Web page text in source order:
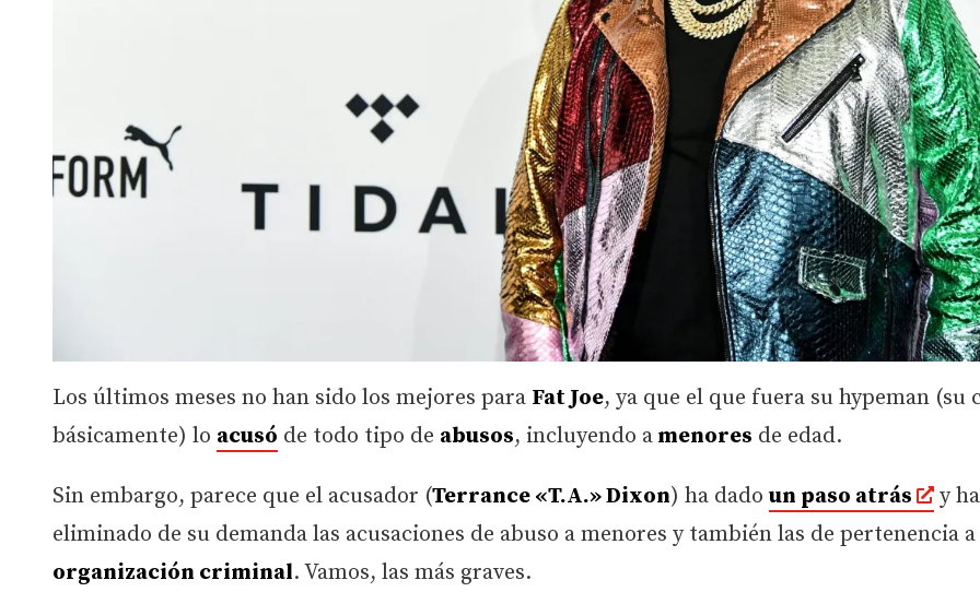
Los últimos meses no han sido los mejores para Fat Joe, ya que el que fuera su hypeman (su
básicamente) lo acusó de todo tipo de abusos, incluyendo a menores de edad.
Sin embargo, parece que el acusador (Terrance «T.A.» Dixon) ha dado un paso atrás
y ha
eliminado de su demanda las acusaciones de abuso a menores y también las de pertenencia a
organización criminal. Vamos, las más graves.